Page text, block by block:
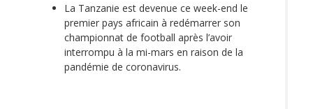
La Tanzanie est devenue ce week-end le
premier pays africain à redémarrer son
championnat de football après l’avoir
interrompu à la mi-mars en raison de la
pandémie de coronavirus.